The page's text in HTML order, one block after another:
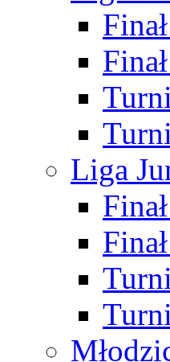
Liga